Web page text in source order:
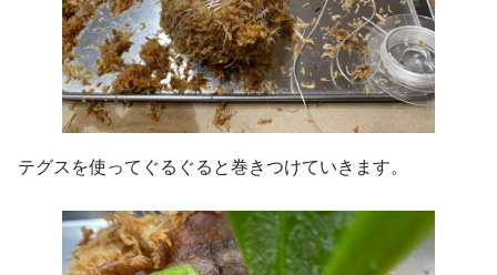
テグスを使ってぐるぐると巻きつけていきます。